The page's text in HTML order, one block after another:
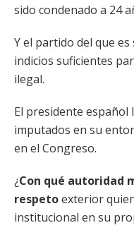
sido condenado a 24
Y el partido del que
indicios suficientes
ilegal.
El presidente español
imputados en su
en el Congreso.
¿Con qué autoridad
respetoexterior
institucional en su